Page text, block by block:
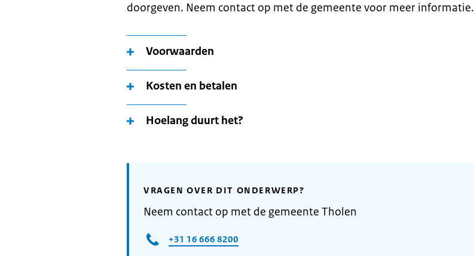
doorgeven. Neem contact op met de gemeente voor meer informatie.
Voorwaarden
Kosten en betalen
Hoelang duurt het?
VRAGEN OVER DIT ONDERWERP?
Neem contact op met de gemeente Tholen
+31 16 666 8200